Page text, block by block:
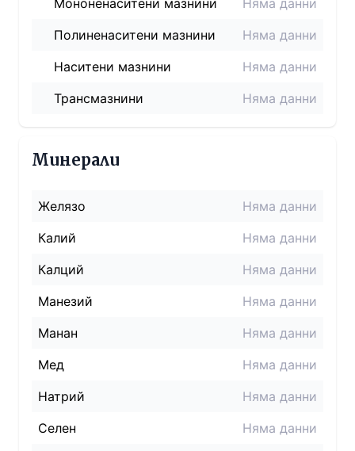
Мононенаситени мазнини
Няма данни
Полиненаситени мазнини
Няма данни
Наситени мазнини
Няма данни
Трансмазнини
Няма данни
Минерали
Желязо
Няма данни
Калий
Няма данни
Калций
Няма данни
Манезий
Няма данни
Манан
Няма данни
Мед
Няма данни
Натрий
Няма данни
Селен
Няма данни